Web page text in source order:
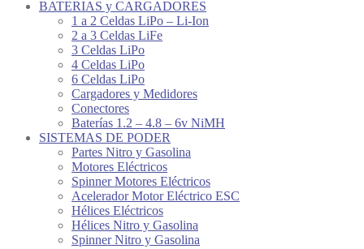
BATERIAS y CARGADORES
1 a 2 Celdas LiPo – Li-Ion
2 a 3 Celdas LiFe
3 Celdas LiPo
4 Celdas LiPo
6 Celdas LiPo
Cargadores y Medidores
Conectores
Baterías 1.2 – 4.8 – 6v NiMH
SISTEMAS DE PODER
Partes Nitro y Gasolina
Motores Eléctricos
Spinner Motores Eléctricos
Acelerador Motor Eléctrico ESC
Hélices Eléctricos
Hélices Nitro y Gasolina
Spinner Nitro y Gasolina